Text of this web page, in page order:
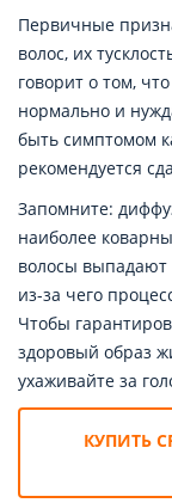
Первичные
волос, их
говорит о том,
нормально и
быть симптомом
рекомендуется
Запомните:
наиболее
волосы
из-за чего
Чтобы
здоровый образ
ухаживайте за
КУПИТЬ